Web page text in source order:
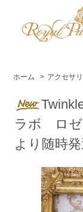
ホーム > アクセサ
ラボ ロゼ
より随時発